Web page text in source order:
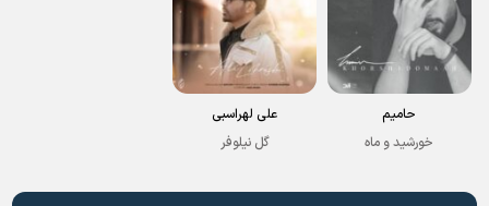
حامیم
خورشید و ماه
علی لهراسبی
گل نیلوفر